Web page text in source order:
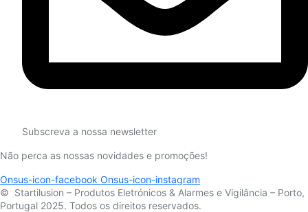
Subscreva a nossa newsletter
Não perca as nossas novidades e promoções!
Onsus-icon-facebook Onsus-icon-instagram
© Startilusion – Produtos Eletrónicos & Alarmes e Vigilância – Porto,
Portugal 2025. Todos os direitos reservados.